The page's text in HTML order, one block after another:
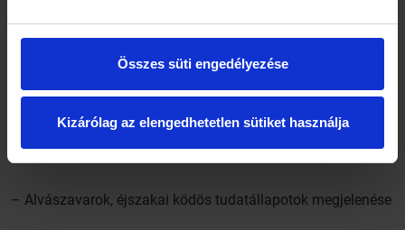
Összes süti engedélyezése
Kizárólag az elengedhetetlen sütiket használja
depresszió)
– Motiváció hiánya, korábban kedvelt tevékenységek
feladása
közömbösség, nyugtalanság stb.
– Alvászavarok, éjszakai ködös tudatállapotok megjelenése